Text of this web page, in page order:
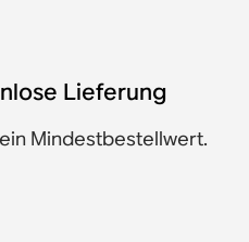
Lieferung
Mindestbestellwert.